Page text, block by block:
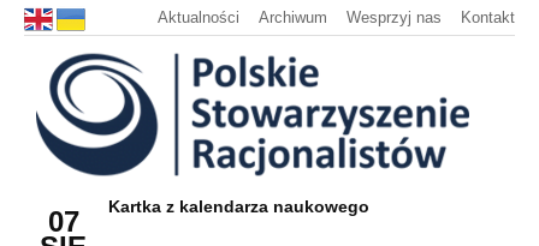
Aktualności Archiwum Wesprzyj nas Kontakt
07 Kartka z kalendarza naukowego